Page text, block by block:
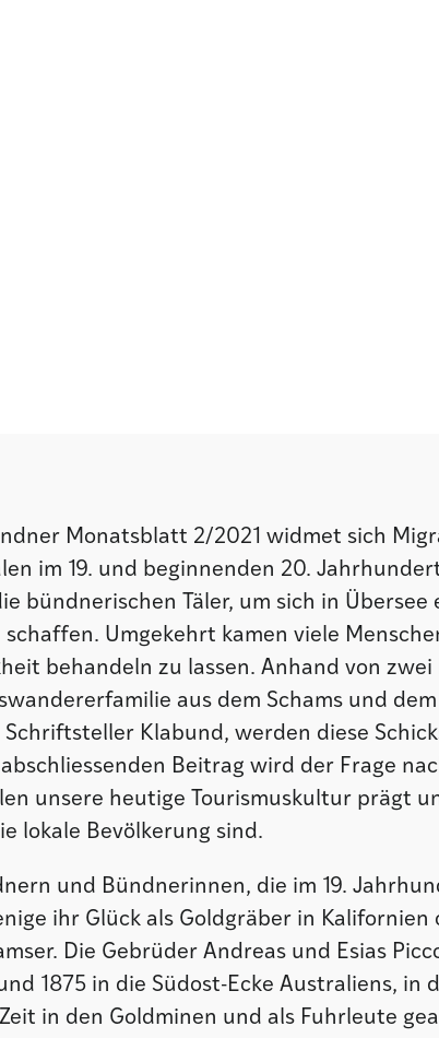
Monatsblatt 2/2021 widmet sich
im 19. und beginnenden 20.
bündnerischen Täler, um sich in Übersee
schaffen. Umgekehrt kamen viele
behandeln zu lassen. Anhand von zwei
aus dem Schams und dem
Klabund, werden diese
Beitrag wird der Frage
unsere heutige Tourismuskultur prägt
lokale Bevölkerung sind.
und Bündnerinnen, die im 19.
ihr Glück als Goldgräber in Kalifornien
Die Gebrüder Andreas und Esias
1875 in die Südost-Ecke Australiens, in
in den Goldminen und als Fuhrleute